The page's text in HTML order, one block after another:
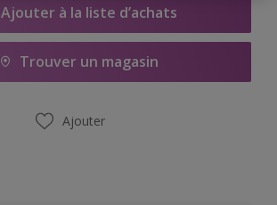
Ajouter à la liste d’achats
Trouver un magasin
Ajouter